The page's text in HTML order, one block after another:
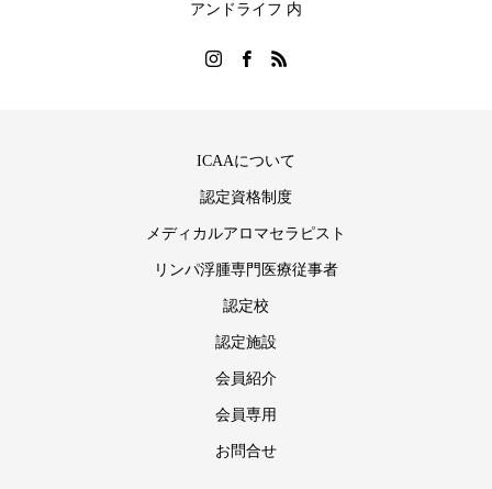
アンドライフ 内
ICAAについて
認定資格制度
メディカルアロマセラピスト
リンパ浮腫専門医療従事者
認定校
認定施設
会員紹介
会員専用
お問合せ